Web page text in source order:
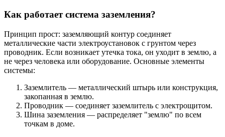
Как работает система заземления?
Принцип прост: заземляющий контур соединяет
металлические части электроустановок с грунтом через
проводник. Если возникает утечка тока, он уходит в землю, а
не через человека или оборудование. Основные элементы
системы:
Заземлитель — металлический штырь или конструкция,
закопанная в землю.
Проводник — соединяет заземлитель с электрощитом.
Шина заземления — распределяет "землю" по всем
точкам в доме.